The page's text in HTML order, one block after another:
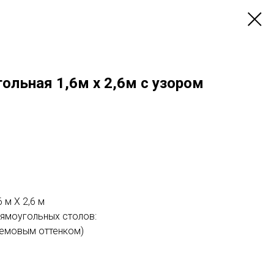
1,6м х 2,6м с узором
м Х 2,6 м
столов:
оттенком)